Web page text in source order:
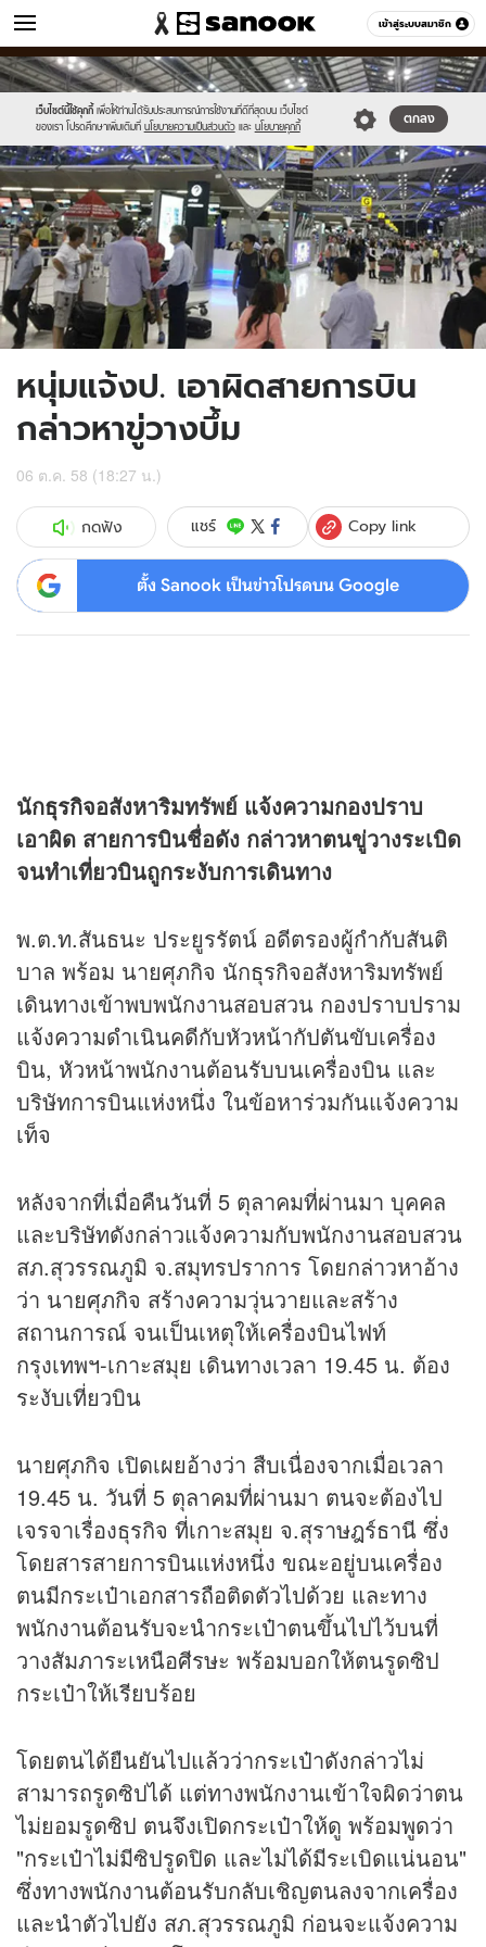
เข้าสู่ระบบสมาชิก
ข่าว หมวดอื่นๆ
เว็บไซต์นี้ใช้คุกกี้ เพื่อให้ท่านได้รับประสบการณ์การใช้งานที่ดีที่สุดบน เว็บไซต์
ของเรา โปรดศึกษาเพิ่มเติมที่ นโยบายความเป็นส่วนตัว และ นโยบายคุกกี้
ตกลง
Sanook
//s.isanook.com/sr/0/images/logo-
new-
sanook.png
600
60
//s.isanook.com/ns/0/ud/375/1877810/egrhtg.jpg
หนุ่มแจ้งป. เอาผิดสายการบิน
กล่าวหาขู่วางบึ้ม
06 ต.ค. 58 (18:27 น.)
กดฟัง แชร์ Copy link
ตั้ง Sanook เป็นข่าวโปรดบน Google
นักธุรกิจอสังหาริมทรัพย์ แจ้งความกองปราบ
เอาผิด สายการบินชื่อดัง กล่าวหาตนขู่วางระเบิด
จนทำเที่ยวบินถูกระงับการเดินทาง
พ.ต.ท.สันธนะ ประยูรรัตน์ อดีตรองผู้กำกับสันติ
บาล พร้อม นายศุภกิจ นักธุรกิจอสังหาริมทรัพย์
เดินทางเข้าพบพนักงานสอบสวน กองปราบปราม
แจ้งความดำเนินคดีกับหัวหน้ากัปตันขับเครื่อง
บิน, หัวหน้าพนักงานต้อนรับบนเครื่องบิน และ
บริษัทการบินแห่งหนึ่ง ในข้อหาร่วมกันแจ้งความ
เท็จ
หลังจากที่เมื่อคืนวันที่ 5 ตุลาคมที่ผ่านมา บุคคล
และบริษัทดังกล่าวแจ้งความกับพนักงานสอบสวน
สภ.สุวรรณภูมิ จ.สมุทรปราการ โดยกล่าวหาอ้าง
ว่า นายศุภกิจ สร้างความวุ่นวายและสร้าง
สถานการณ์ จนเป็นเหตุให้เครื่องบินไฟท์
กรุงเทพฯ-เกาะสมุย เดินทางเวลา 19.45 น. ต้อง
ระงับเที่ยวบิน
นายศุภกิจ เปิดเผยอ้างว่า สืบเนื่องจากเมื่อเวลา
19.45 น. วันที่ 5 ตุลาคมที่ผ่านมา ตนจะต้องไป
เจรจาเรื่องธุรกิจ ที่เกาะสมุย จ.สุราษฎร์ธานี ซึ่ง
โดยสารสายการบินแห่งหนึ่ง ขณะอยู่บนเครื่อง
ตนมีกระเป๋าเอกสารถือติดตัวไปด้วย และทาง
พนักงานต้อนรับจะนำกระเป๋าตนขึ้นไปไว้บนที่
วางสัมภาระเหนือศีรษะ พร้อมบอกให้ตนรูดซิป
กระเป๋าให้เรียบร้อย
โดยตนได้ยืนยันไปแล้วว่ากระเป๋าดังกล่าวไม่
สามารถรูดซิปได้ แต่ทางพนักงานเข้าใจผิดว่าตน
ไม่ยอมรูดซิป ตนจึงเปิดกระเป๋าให้ดู พร้อมพูดว่า
"กระเป๋าไม่มีซิปรูดปิด และไม่ได้มีระเบิดแน่นอน"
ซึ่งทางพนักงานต้อนรับกลับเชิญตนลงจากเครื่อง
และนำตัวไปยัง สภ.สุวรรณภูมิ ก่อนจะแจ้งความ